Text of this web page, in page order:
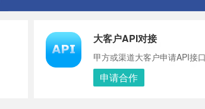
大客户API对接
甲方或渠道大客户申请API接
申请合作